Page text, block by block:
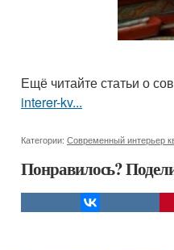
Ещё читайте статьи о
interer-kv...
Категории: Современный интерьер
Понравилось?